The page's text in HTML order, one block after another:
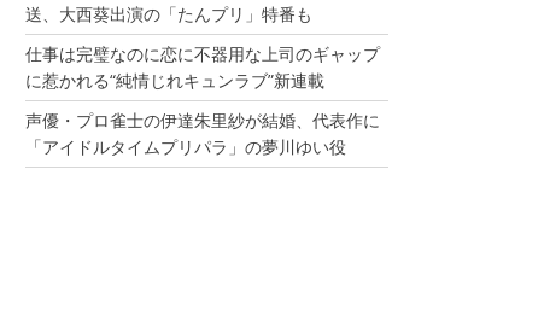
送、大西葵出演の「たんプリ」特番も
仕事は完璧なのに恋に不器用な上司のギャップ
に惹かれる“純情じれキュンラブ”新連載
声優・プロ雀士の伊達朱里紗が結婚、代表作に
「アイドルタイムプリパラ」の夢川ゆい役